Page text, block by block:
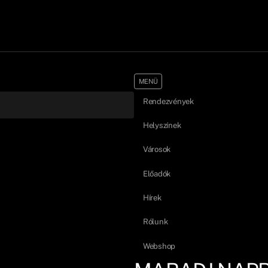
MENÜ
Rendezvények
Helyszínek
Városok
Előadók
Hírek
Rólunk
Webshop